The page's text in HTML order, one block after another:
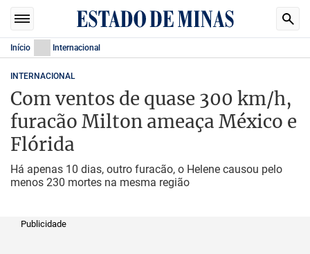
Início Internacional
INTERNACIONAL
Com ventos de quase 300 km/h,
furacão Milton ameaça México e
Flórida
Há apenas 10 dias, outro furacão, o Helene causou pelo
menos 230 mortes na mesma região
Publicidade